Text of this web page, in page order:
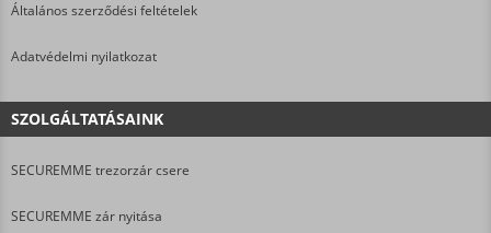
Általános szerződési feltételek
Adatvédelmi nyilatkozat
SZOLGÁLTATÁSAINK
SECUREMME trezorzár csere
SECUREMME zár nyitása